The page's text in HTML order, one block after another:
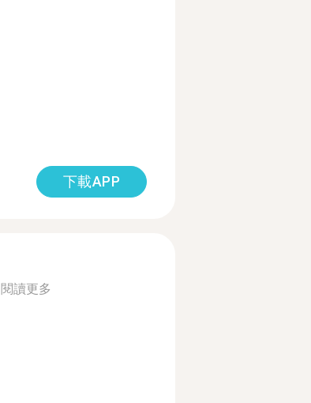
下載APP
閱讀更多